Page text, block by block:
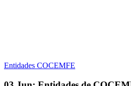
Entidades COCEMFE